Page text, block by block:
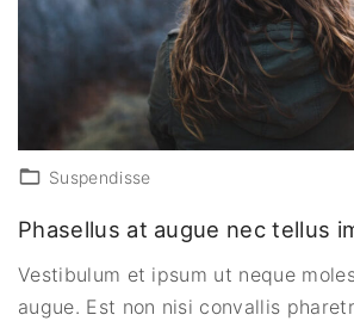
Suspendisse
Phasellus at augue nec tellus
Vestibulum et ipsum ut neque
augue. Est non nisi convallis